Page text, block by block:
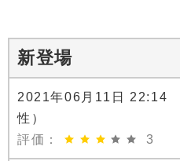
新登場
2021年06月11日 22:14
性）
評価：
3